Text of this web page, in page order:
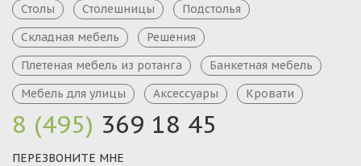
8 (495) 369 18 45
ПЕРЕЗВОНИТЕ МНЕ
Столы
Столешницы
Подстолья
Складная мебель
Решения
Плетеная мебель из ротанга
Банкетная мебель
Мебель для улицы
Аксессуары Кровати